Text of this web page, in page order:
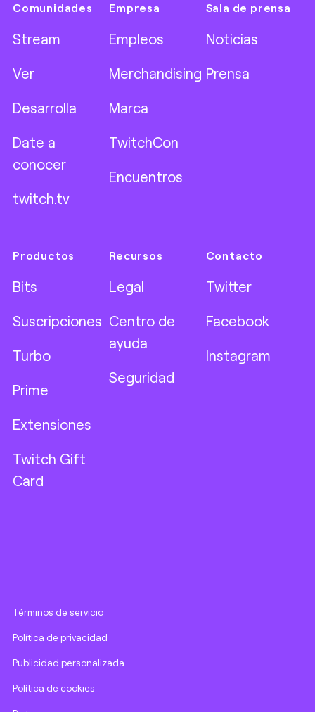
Comunidades
Stream
Ver
Desarrolla
Date a
conocer
twitch.tv
Empresa
Empleos
Merchandising
Marca
TwitchCon
Encuentros
Sala de prensa
Noticias
Prensa
Productos
Bits
Suscripciones
Turbo
Prime
Extensiones
Twitch Gift
Card
Recursos
Legal
Centro de
ayuda
Seguridad
Contacto
Twitter
Facebook
Instagram
Términos de servicio
Política de privacidad
Publicidad personalizada
Política de cookies